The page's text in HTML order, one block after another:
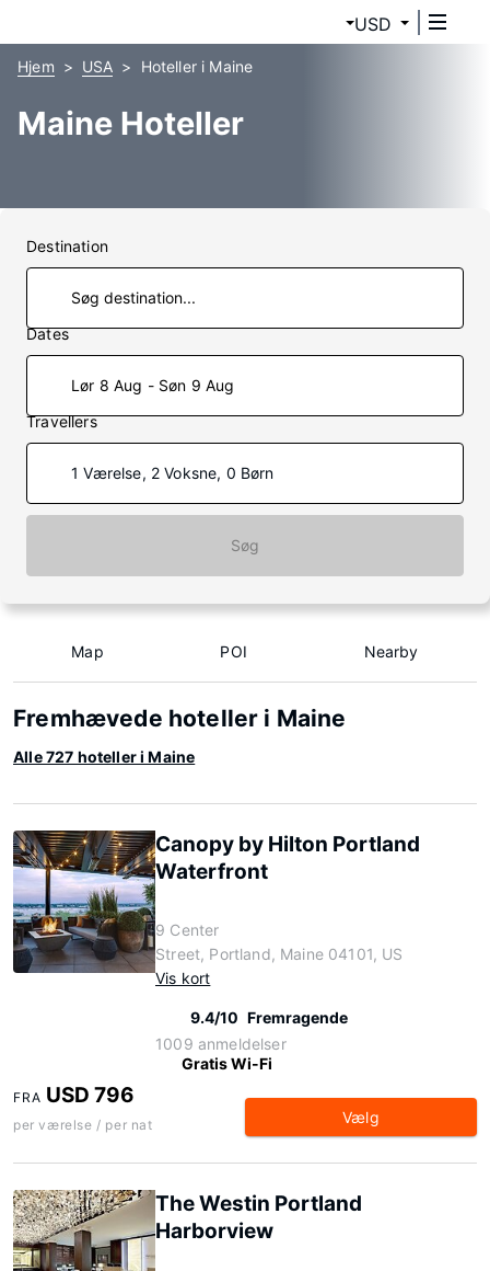
USD
Hjem USA Hoteller i Maine
Maine Hoteller
Destination
Dates
Lør 8 Aug - Søn 9 Aug
Travellers
1 Værelse, 2 Voksne, 0 Børn
Søg
Map POI Nearby
Fremhævede hoteller i Maine
Alle 727 hoteller i Maine
Canopy by Hilton Portland
Waterfront
9 Center
Street, Portland, Maine 04101, US
Vis kort
9.4/10 Fremragende
1009 anmeldelser
Gratis Wi-Fi
FRA USD 796
per værelse / per nat Vælg
The Westin Portland
Harborview